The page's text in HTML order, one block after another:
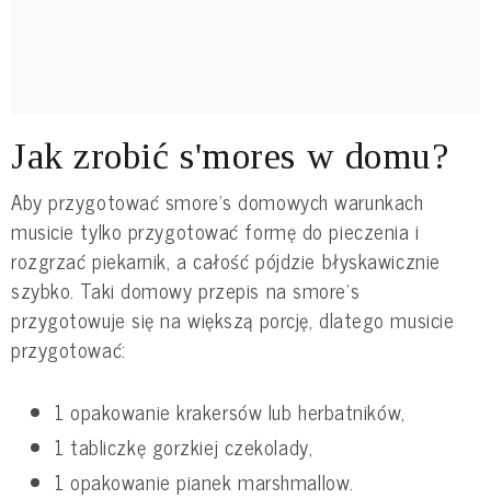
Jak zrobić s'mores w domu?
Aby przygotować smore's domowych warunkach
musicie tylko przygotować formę do pieczenia i
rozgrzać piekarnik, a całość pójdzie błyskawicznie
szybko. Taki domowy przepis na smore's
przygotowuje się na większą porcję, dlatego musicie
przygotować:
1 opakowanie krakersów lub herbatników,
1 tabliczkę gorzkiej czekolady,
1 opakowanie pianek marshmallow.